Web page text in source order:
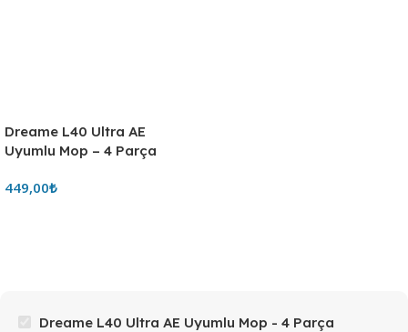
Dreame L40 Ultra AE
Uyumlu Mop – 4 Parça
449,00₺
Dreame L40 Ultra AE Uyumlu Mop - 4 Parça